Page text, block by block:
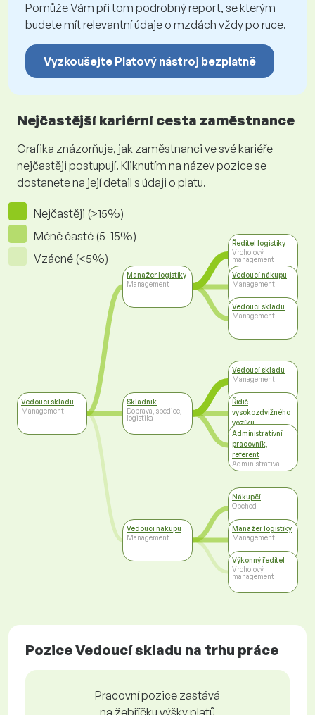
Pomůže Vám při tom podrobný report, se kterým
budete mít relevantní údaje o mzdách vždy po ruce.
Vyzkoušejte Platový nástroj bezplatně
Nejčastější kariérní cesta zaměstnance
Grafika znázorňuje, jak zaměstnanci ve své kariéře
nejčastěji postupují. Kliknutím na název pozice se
dostanete na její detail s údaji o platu.
Nejčastěji (>15%)
Méně časté (5-15%)
Vzácné (<5%)
Vedoucí skladu
Management
Manažer logistiky
Management
Skladník
Doprava, spedice,
logistika
Vedoucí nákupu
Management
Ředitel logistiky
Vrcholový
management
Vedoucí nákupu
Management
Vedoucí skladu
Management
Vedoucí skladu
Management
Řidič
vysokozdvižného
vozíku
Doprava, spedice,
logistika
Administrativní
pracovník,
referent
Administrativa
Nákupčí
Obchod
Manažer logistiky
Management
Výkonný ředitel
Vrcholový
management
Pozice Vedoucí skladu na trhu práce
Pracovní pozice zastává